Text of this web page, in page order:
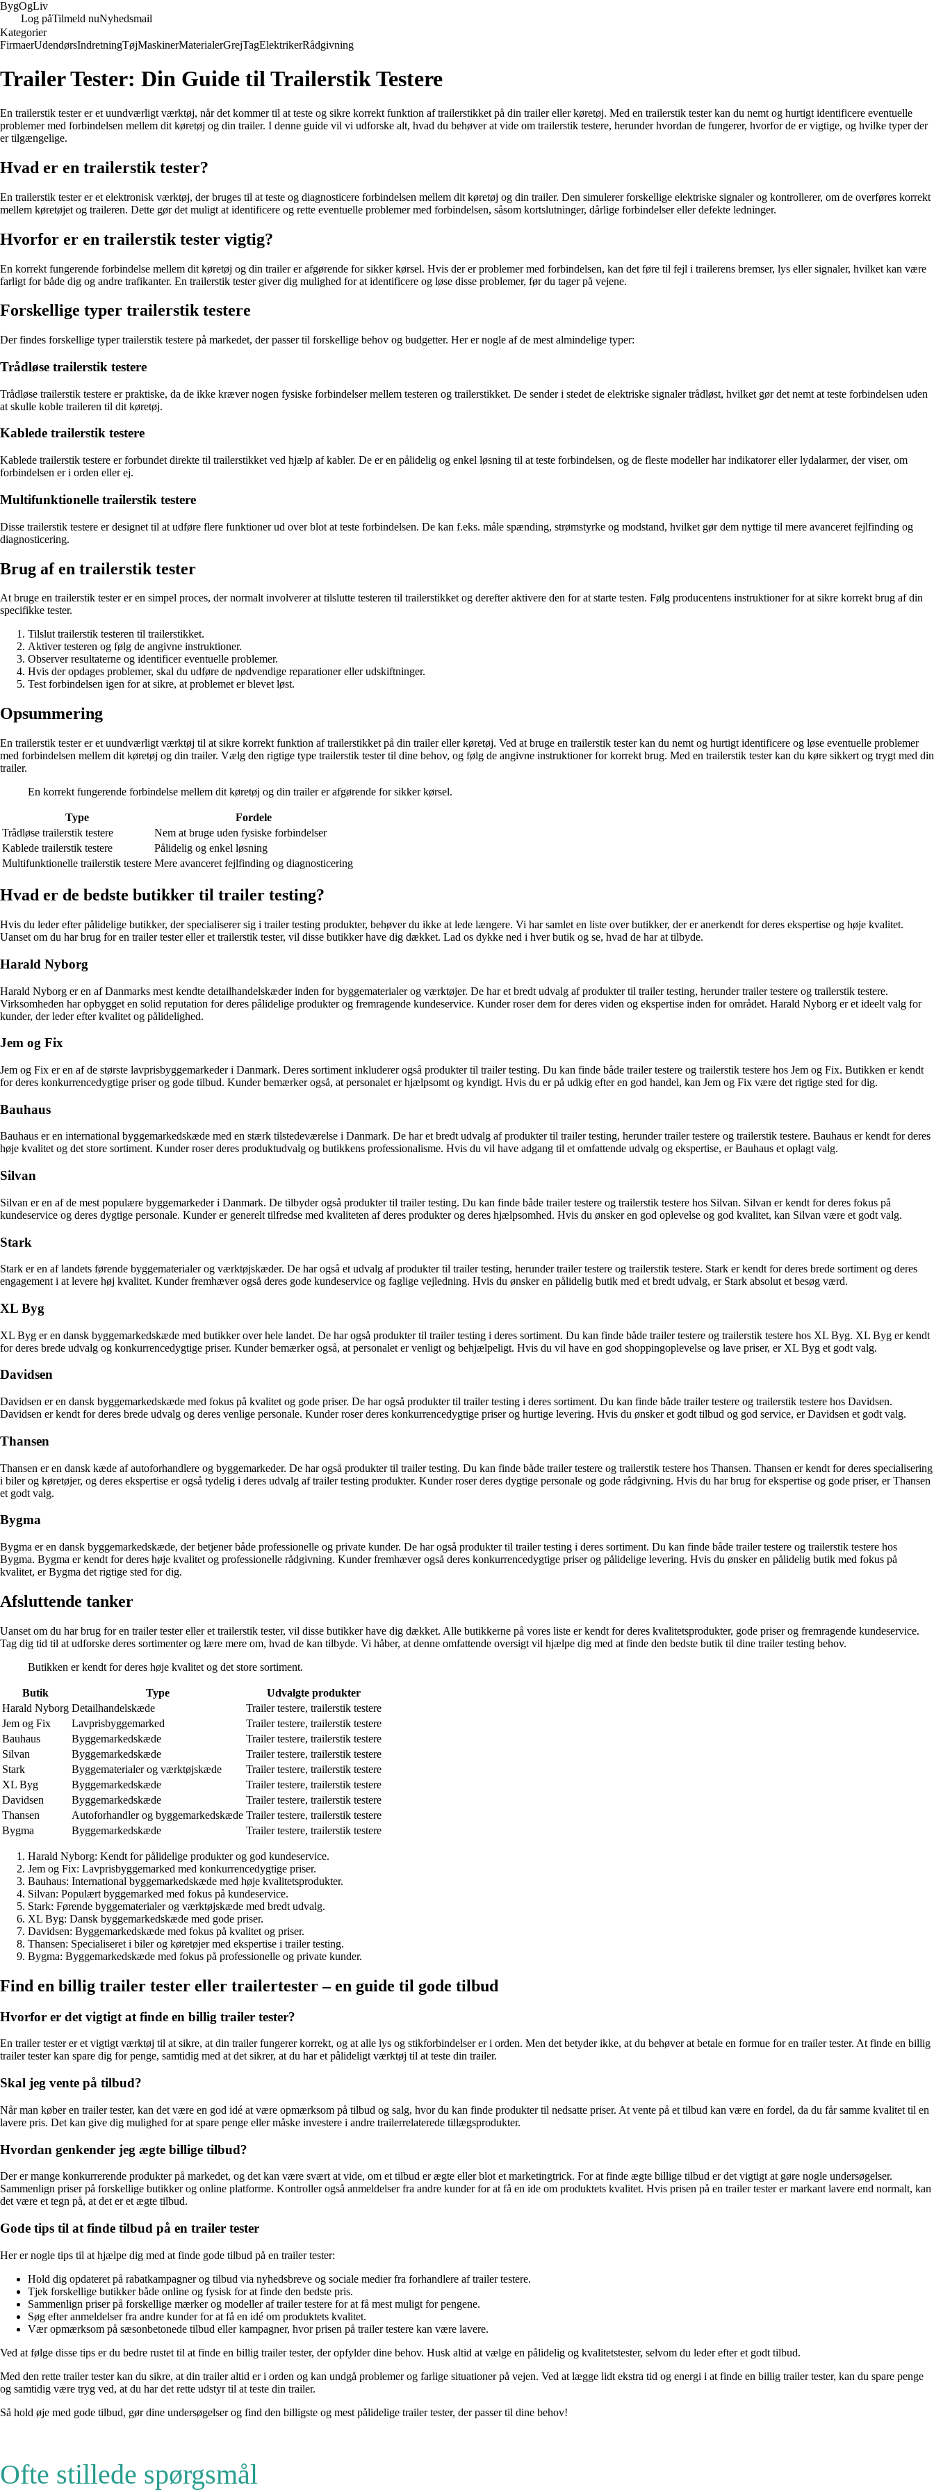
BygOgLiv
Log påTilmeld nuNyhedsmail
Kategorier
FirmaerUdendørsIndretningTøjMaskinerMaterialerGrejTagElektrikerRådgivning
Trailer Tester: Din Guide til Trailerstik Testere
En trailerstik tester er et uundværligt værktøj, når det kommer til at teste og sikre korrekt funktion af trailerstikket på din trailer eller køretøj. Med en trailerstik tester kan du nemt og hurtigt identificere eventuelle
problemer med forbindelsen mellem dit køretøj og din trailer. I denne guide vil vi udforske alt, hvad du behøver at vide om trailerstik testere, herunder hvordan de fungerer, hvorfor de er vigtige, og hvilke typer der
er tilgængelige.
Hvad er en trailerstik tester?
En trailerstik tester er et elektronisk værktøj, der bruges til at teste og diagnosticere forbindelsen mellem dit køretøj og din trailer. Den simulerer forskellige elektriske signaler og kontrollerer, om de overføres korrekt
mellem køretøjet og traileren. Dette gør det muligt at identificere og rette eventuelle problemer med forbindelsen, såsom kortslutninger, dårlige forbindelser eller defekte ledninger.
Hvorfor er en trailerstik tester vigtig?
En korrekt fungerende forbindelse mellem dit køretøj og din trailer er afgørende for sikker kørsel. Hvis der er problemer med forbindelsen, kan det føre til fejl i trailerens bremser, lys eller signaler, hvilket kan være
farligt for både dig og andre trafikanter. En trailerstik tester giver dig mulighed for at identificere og løse disse problemer, før du tager på vejene.
Forskellige typer trailerstik testere
Der findes forskellige typer trailerstik testere på markedet, der passer til forskellige behov og budgetter. Her er nogle af de mest almindelige typer:
Trådløse trailerstik testere
Trådløse trailerstik testere er praktiske, da de ikke kræver nogen fysiske forbindelser mellem testeren og trailerstikket. De sender i stedet de elektriske signaler trådløst, hvilket gør det nemt at teste forbindelsen uden
at skulle koble traileren til dit køretøj.
Kablede trailerstik testere
Kablede trailerstik testere er forbundet direkte til trailerstikket ved hjælp af kabler. De er en pålidelig og enkel løsning til at teste forbindelsen, og de fleste modeller har indikatorer eller lydalarmer, der viser, om
forbindelsen er i orden eller ej.
Multifunktionelle trailerstik testere
Disse trailerstik testere er designet til at udføre flere funktioner ud over blot at teste forbindelsen. De kan f.eks. måle spænding, strømstyrke og modstand, hvilket gør dem nyttige til mere avanceret fejlfinding og
diagnosticering.
Brug af en trailerstik tester
At bruge en trailerstik tester er en simpel proces, der normalt involverer at tilslutte testeren til trailerstikket og derefter aktivere den for at starte testen. Følg producentens instruktioner for at sikre korrekt brug af din
specifikke tester.
Tilslut trailerstik testeren til trailerstikket.
Aktiver testeren og følg de angivne instruktioner.
Observer resultaterne og identificer eventuelle problemer.
Hvis der opdages problemer, skal du udføre de nødvendige reparationer eller udskiftninger.
Test forbindelsen igen for at sikre, at problemet er blevet løst.
Opsummering
En trailerstik tester er et uundværligt værktøj til at sikre korrekt funktion af trailerstikket på din trailer eller køretøj. Ved at bruge en trailerstik tester kan du nemt og hurtigt identificere og løse eventuelle problemer
med forbindelsen mellem dit køretøj og din trailer. Vælg den rigtige type trailerstik tester til dine behov, og følg de angivne instruktioner for korrekt brug. Med en trailerstik tester kan du køre sikkert og trygt med din
trailer.
En korrekt fungerende forbindelse mellem dit køretøj og din trailer er afgørende for sikker kørsel.
Type
Fordele
Trådløse trailerstik testere
Nem at bruge uden fysiske forbindelser
Kablede trailerstik testere
Pålidelig og enkel løsning
Multifunktionelle trailerstik testere Mere avanceret fejlfinding og diagnosticering
Hvad er de bedste butikker til trailer testing?
Hvis du leder efter pålidelige butikker, der specialiserer sig i trailer testing produkter, behøver du ikke at lede længere. Vi har samlet en liste over butikker, der er anerkendt for deres ekspertise og høje kvalitet.
Uanset om du har brug for en trailer tester eller et trailerstik tester, vil disse butikker have dig dækket. Lad os dykke ned i hver butik og se, hvad de har at tilbyde.
Harald Nyborg
Harald Nyborg er en af Danmarks mest kendte detailhandelskæder inden for byggematerialer og værktøjer. De har et bredt udvalg af produkter til trailer testing, herunder trailer testere og trailerstik testere.
Virksomheden har opbygget en solid reputation for deres pålidelige produkter og fremragende kundeservice. Kunder roser dem for deres viden og ekspertise inden for området. Harald Nyborg er et ideelt valg for
kunder, der leder efter kvalitet og pålidelighed.
Jem og Fix
Jem og Fix er en af de største lavprisbyggemarkeder i Danmark. Deres sortiment inkluderer også produkter til trailer testing. Du kan finde både trailer testere og trailerstik testere hos Jem og Fix. Butikken er kendt
for deres konkurrencedygtige priser og gode tilbud. Kunder bemærker også, at personalet er hjælpsomt og kyndigt. Hvis du er på udkig efter en god handel, kan Jem og Fix være det rigtige sted for dig.
Bauhaus
Bauhaus er en international byggemarkedskæde med en stærk tilstedeværelse i Danmark. De har et bredt udvalg af produkter til trailer testing, herunder trailer testere og trailerstik testere. Bauhaus er kendt for deres
høje kvalitet og det store sortiment. Kunder roser deres produktudvalg og butikkens professionalisme. Hvis du vil have adgang til et omfattende udvalg og ekspertise, er Bauhaus et oplagt valg.
Silvan
Silvan er en af de mest populære byggemarkeder i Danmark. De tilbyder også produkter til trailer testing. Du kan finde både trailer testere og trailerstik testere hos Silvan. Silvan er kendt for deres fokus på
kundeservice og deres dygtige personale. Kunder er generelt tilfredse med kvaliteten af deres produkter og deres hjælpsomhed. Hvis du ønsker en god oplevelse og god kvalitet, kan Silvan være et godt valg.
Stark
Stark er en af landets førende byggematerialer og værktøjskæder. De har også et udvalg af produkter til trailer testing, herunder trailer testere og trailerstik testere. Stark er kendt for deres brede sortiment og deres
engagement i at levere høj kvalitet. Kunder fremhæver også deres gode kundeservice og faglige vejledning. Hvis du ønsker en pålidelig butik med et bredt udvalg, er Stark absolut et besøg værd.
XL Byg
XL Byg er en dansk byggemarkedskæde med butikker over hele landet. De har også produkter til trailer testing i deres sortiment. Du kan finde både trailer testere og trailerstik testere hos XL Byg. XL Byg er kendt
for deres brede udvalg og konkurrencedygtige priser. Kunder bemærker også, at personalet er venligt og behjælpeligt. Hvis du vil have en god shoppingoplevelse og lave priser, er XL Byg et godt valg.
Davidsen
Davidsen er en dansk byggemarkedskæde med fokus på kvalitet og gode priser. De har også produkter til trailer testing i deres sortiment. Du kan finde både trailer testere og trailerstik testere hos Davidsen.
Davidsen er kendt for deres brede udvalg og deres venlige personale. Kunder roser deres konkurrencedygtige priser og hurtige levering. Hvis du ønsker et godt tilbud og god service, er Davidsen et godt valg.
Thansen
Thansen er en dansk kæde af autoforhandlere og byggemarkeder. De har også produkter til trailer testing. Du kan finde både trailer testere og trailerstik testere hos Thansen. Thansen er kendt for deres specialisering
i biler og køretøjer, og deres ekspertise er også tydelig i deres udvalg af trailer testing produkter. Kunder roser deres dygtige personale og gode rådgivning. Hvis du har brug for ekspertise og gode priser, er Thansen
et godt valg.
Bygma
Bygma er en dansk byggemarkedskæde, der betjener både professionelle og private kunder. De har også produkter til trailer testing i deres sortiment. Du kan finde både trailer testere og trailerstik testere hos
Bygma. Bygma er kendt for deres høje kvalitet og professionelle rådgivning. Kunder fremhæver også deres konkurrencedygtige priser og pålidelige levering. Hvis du ønsker en pålidelig butik med fokus på
kvalitet, er Bygma det rigtige sted for dig.
Afsluttende tanker
Uanset om du har brug for en trailer tester eller et trailerstik tester, vil disse butikker have dig dækket. Alle butikkerne på vores liste er kendt for deres kvalitetsprodukter, gode priser og fremragende kundeservice.
Tag dig tid til at udforske deres sortimenter og lære mere om, hvad de kan tilbyde. Vi håber, at denne omfattende oversigt vil hjælpe dig med at finde den bedste butik til dine trailer testing behov.
Butikken er kendt for deres høje kvalitet og det store sortiment.
Butik Type
Udvalgte produkter
Harald Nyborg Detailhandelskæde
Trailer testere, trailerstik testere
Jem og Fix
Lavprisbyggemarked
Trailer testere, trailerstik testere
Bauhaus
Byggemarkedskæde
Trailer testere, trailerstik testere
Silvan
Byggemarkedskæde
Trailer testere, trailerstik testere
Stark
Byggematerialer og værktøjskæde
Trailer testere, trailerstik testere
XL Byg
Byggemarkedskæde
Trailer testere, trailerstik testere
Davidsen
Byggemarkedskæde
Trailer testere, trailerstik testere
Thansen
Autoforhandler og byggemarkedskæde Trailer testere, trailerstik testere
Bygma
Byggemarkedskæde Trailer testere, trailerstik testere
Harald Nyborg: Kendt for pålidelige produkter og god kundeservice.
Jem og Fix: Lavprisbyggemarked med konkurrencedygtige priser.
Bauhaus: International byggemarkedskæde med høje kvalitetsprodukter.
Silvan: Populært byggemarked med fokus på kundeservice.
Stark: Førende byggematerialer og værktøjskæde med bredt udvalg.
XL Byg: Dansk byggemarkedskæde med gode priser.
Davidsen: Byggemarkedskæde med fokus på kvalitet og priser.
Thansen: Specialiseret i biler og køretøjer med ekspertise i trailer testing.
Bygma: Byggemarkedskæde med fokus på professionelle og private kunder.
Find en billig trailer tester eller trailertester – en guide til gode tilbud
Hvorfor er det vigtigt at finde en billig trailer tester?
En trailer tester er et vigtigt værktøj til at sikre, at din trailer fungerer korrekt, og at alle lys og stikforbindelser er i orden. Men det betyder ikke, at du behøver at betale en formue for en trailer tester. At finde en billig
trailer tester kan spare dig for penge, samtidig med at det sikrer, at du har et pålideligt værktøj til at teste din trailer.
Skal jeg vente på tilbud?
Når man køber en trailer tester, kan det være en god idé at være opmærksom på tilbud og salg, hvor du kan finde produkter til nedsatte priser. At vente på et tilbud kan være en fordel, da du får samme kvalitet til en
lavere pris. Det kan give dig mulighed for at spare penge eller måske investere i andre trailerrelaterede tillægsprodukter.
Hvordan genkender jeg ægte billige tilbud?
Der er mange konkurrerende produkter på markedet, og det kan være svært at vide, om et tilbud er ægte eller blot et marketingtrick. For at finde ægte billige tilbud er det vigtigt at gøre nogle undersøgelser.
Sammenlign priser på forskellige butikker og online platforme. Kontroller også anmeldelser fra andre kunder for at få en ide om produktets kvalitet. Hvis prisen på en trailer tester er markant lavere end normalt, kan
det være et tegn på, at det er et ægte tilbud.
Gode tips til at finde tilbud på en trailer tester
Her er nogle tips til at hjælpe dig med at finde gode tilbud på en trailer tester:
Hold dig opdateret på rabatkampagner og tilbud via nyhedsbreve og sociale medier fra forhandlere af trailer testere.
Tjek forskellige butikker både online og fysisk for at finde den bedste pris.
Sammenlign priser på forskellige mærker og modeller af trailer testere for at få mest muligt for pengene.
Søg efter anmeldelser fra andre kunder for at få en idé om produktets kvalitet.
Vær opmærksom på sæsonbetonede tilbud eller kampagner, hvor prisen på trailer testere kan være lavere.
Ved at følge disse tips er du bedre rustet til at finde en billig trailer tester, der opfylder dine behov. Husk altid at vælge en pålidelig og kvalitetstester, selvom du leder efter et godt tilbud.
Med den rette trailer tester kan du sikre, at din trailer altid er i orden og kan undgå problemer og farlige situationer på vejen. Ved at lægge lidt ekstra tid og energi i at finde en billig trailer tester, kan du spare penge
og samtidig være tryg ved, at du har det rette udstyr til at teste din trailer.
Så hold øje med gode tilbud, gør dine undersøgelser og find den billigste og mest pålidelige trailer tester, der passer til dine behov!
Ofte stillede spørgsmål